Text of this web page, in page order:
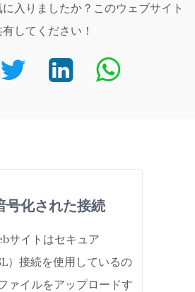
入りましたか？このウェブサイト
有してください！
号化された接続
サイトはセキュア
）接続を使用しているの
ァイルをアップロードす